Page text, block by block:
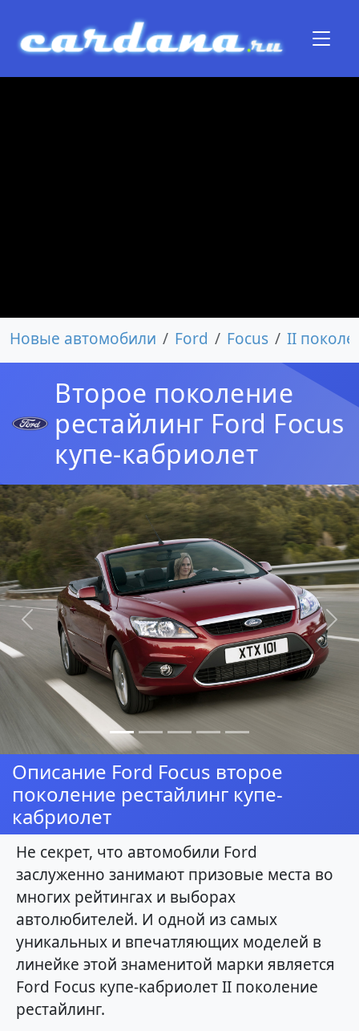
Новые автомобили Ford Focus II
Второе поколение
рестайлинг Ford Focus
купе-кабриолет
Предыдущая
Описание Ford Focus второе
поколение рестайлинг купе-
кабриолет
Не секрет, что автомобили Ford
заслуженно занимают призовые места во
многих рейтингах и выборах
автолюбителей. И одной из самых
уникальных и впечатляющих моделей в
линейке этой знаменитой марки является
Ford Focus купе-кабриолет II поколение
рестайлинг.